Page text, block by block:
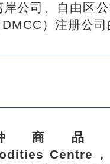
公司、自由区
）注册公
商品
Centre